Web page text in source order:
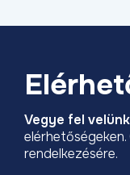
Vegye fel
rendelkezésére.